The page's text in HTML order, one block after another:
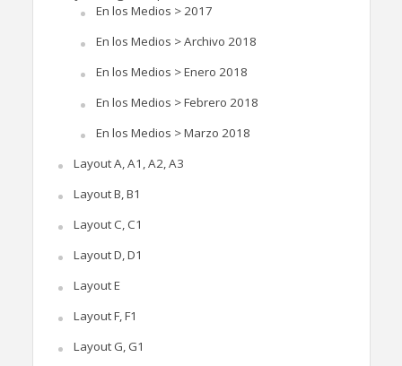
En los Medios > 2017
En los Medios > Archivo 2018
En los Medios > Enero 2018
En los Medios > Febrero 2018
En los Medios > Marzo 2018
Layout A, A1, A2, A3
Layout B, B1
Layout C, C1
Layout D, D1
Layout E
Layout F, F1
Layout G, G1